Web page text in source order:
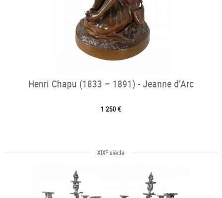
Henri Chapu (1833 – 1891) - Jeanne d’Arc
1 250 €
XIXe siècle